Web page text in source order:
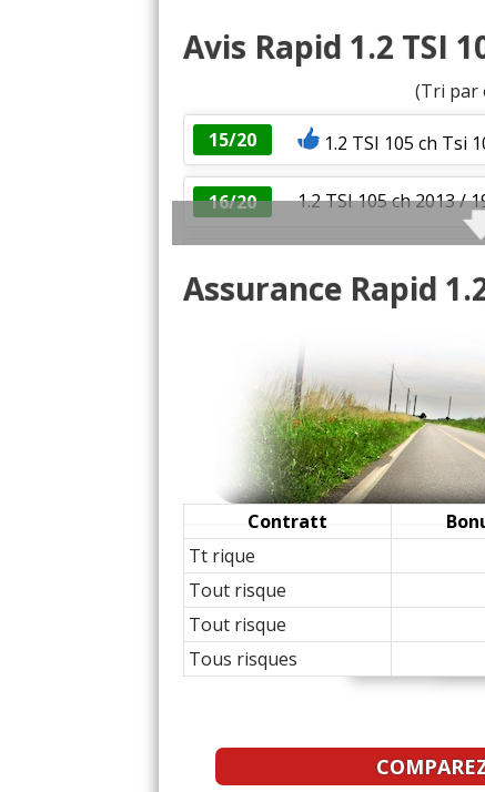
Avis Rapid 1.2 TSI
(Tri par
15/20
1.2 TSI 105 ch Tsi
16/20 1.2 TSI 105 ch 2013 /
1.2 TSI 105 ch Boite
17/20 1.2 TSI 105 ch 15 000(
18/20 1.2 TSI 105 ch BVM6/
Assurance Rapid
Contratt
Tt rique
Tout risque
Tout risque
Tous risques